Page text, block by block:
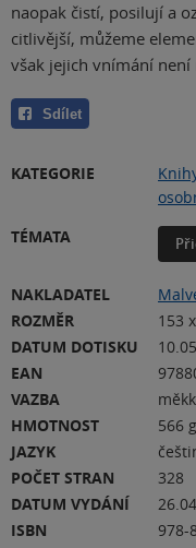
naopak čistí, posilují a
citlivější, můžeme
však jejich vnímání není
Sdílet
KATEGORIE
TÉMATA
NAKLADATEL
ROZMĚR
153
DATUM DOTISKU
EAN
VAZBA
HMOTNOST
566 g
JAZYK
POČET STRAN
328
DATUM VYDÁNÍ
ISBN
978-